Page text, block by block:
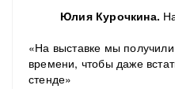
Юлия Курочкина.
«На выставке мы
времени, чтобы даже
стенде»